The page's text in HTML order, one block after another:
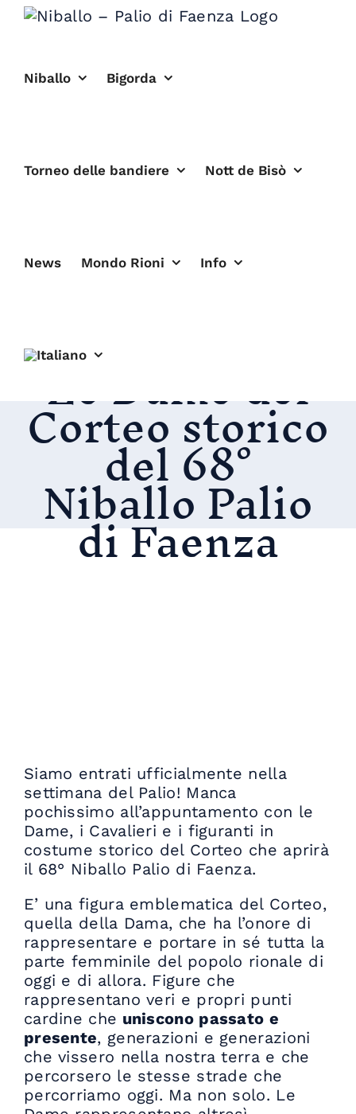
Salta
Niballo Bigorda
Torneo delle bandiere Nott de Bisò
News Mondo Rioni Info
Le Dame del
Corteo storico
del 68°
Niballo Palio
di Faenza
Siamo entrati ufficialmente nella
settimana del Palio! Manca
pochissimo all’appuntamento con le
Dame, i Cavalieri e i figuranti in
costume storico del Corteo che aprirà
il 68° Niballo Palio di Faenza.
E’ una figura emblematica del Corteo,
quella della Dama, che ha l’onore di
rappresentare e portare in sé tutta la
parte femminile del popolo rionale di
oggi e di allora. Figure che
rappresentano veri e propri punti
cardine che uniscono passato e
presente, generazioni e generazioni
che vissero nella nostra terra e che
percorsero le stesse strade che
percorriamo oggi. Ma non solo. Le